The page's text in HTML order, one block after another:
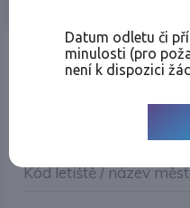
Místo odletu
Kód letiště / název
Datum odletu či
minulosti (pro
není k dispozici